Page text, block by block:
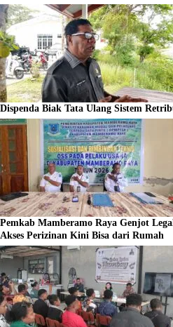
Dispenda Biak Tata Ulang Sistem
Pemkab Mamberamo Raya Genjot
Akses Perizinan Kini Bisa dari Rumah